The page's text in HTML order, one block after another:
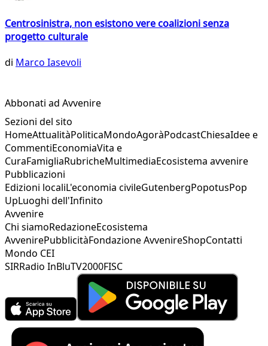
Centrosinistra, non esistono vere coalizioni senza
progetto culturale
di Marco Iasevoli
Abbonati ad Avvenire
Sezioni del sito
HomeAttualitàPoliticaMondoAgoràPodcastChiesaIdee e
CommentiEconomiaVita e
CuraFamigliaRubricheMultimediaEcosistema avvenire
Pubblicazioni
Edizioni localiL'economia civileGutenbergPopotusPop
UpLuoghi dell'Infinito
Avvenire
Chi siamoRedazioneEcosistema
AvvenirePubblicitàFondazione AvvenireShopContatti
Mondo CEI
SIRRadio InBluTV2000FISC